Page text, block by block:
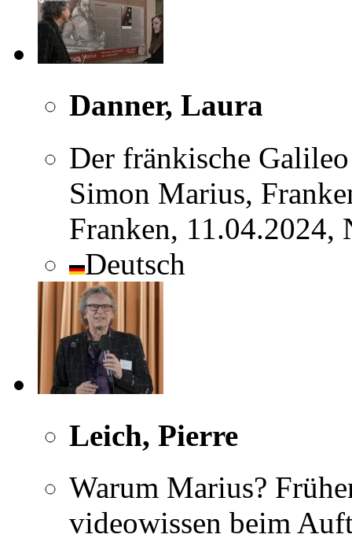
Danner, Laura
Der fränkische
Simon Marius,
Franken, 11.04.2024,
Deutsch
Leich, Pierre
Warum Marius?
videowissen beim